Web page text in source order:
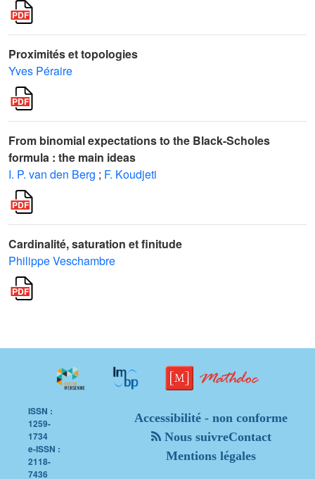
Proximités et topologies
Yves Péraire
From binomial expectations to the Black-Scholes
formula : the main ideas
I. P. van den Berg ; F. Koudjeti
Cardinalité, saturation et finitude
Philippe Veschambre
ISSN :
1259-
1734
e-ISSN :
2118-
7436
Accessibilité - non conforme
Nous suivreContact
Mentions légales